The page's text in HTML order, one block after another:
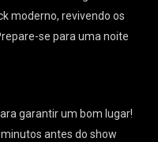
moderno, revivendo os
se para uma noite
garantir um bom lugar!
antes do show